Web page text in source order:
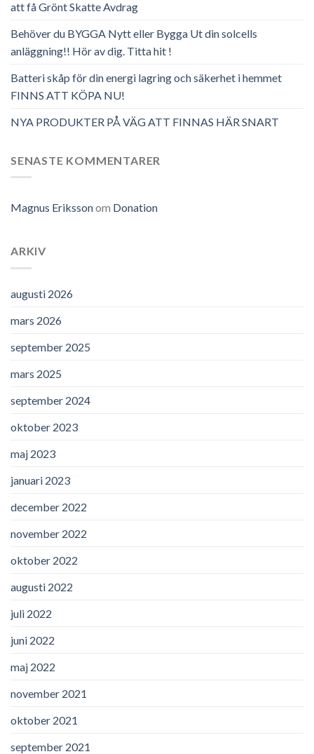
att få Grönt Skatte Avdrag
Behöver du BYGGA Nytt eller Bygga Ut din solcells
anläggning!! Hör av dig. Titta hit !
Batteri skåp för din energi lagring och säkerhet i hemmet
FINNS ATT KÖPA NU!
NYA PRODUKTER PÅ VÄG ATT FINNAS HÄR SNART
SENASTE KOMMENTARER
Magnus Erikssonom Donation
ARKIV
augusti 2026
mars 2026
september 2025
mars 2025
september 2024
oktober 2023
maj 2023
januari 2023
december 2022
november 2022
oktober 2022
augusti 2022
juli 2022
juni 2022
maj 2022
november 2021
oktober 2021
september 2021